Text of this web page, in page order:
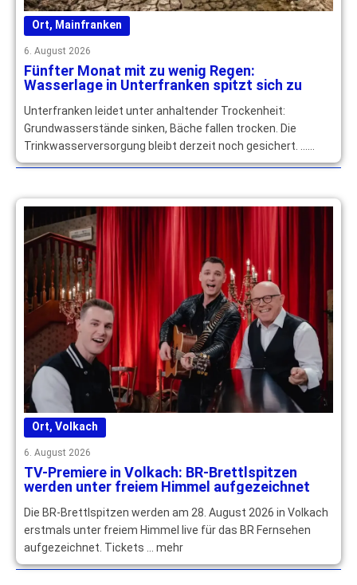
Ort, Mainfranken
6. August 2026
Fünfter Monat mit zu wenig Regen:
Wasserlage in Unterfranken spitzt sich zu
Unterfranken leidet unter anhaltender Trockenheit:
Grundwasserstände sinken, Bäche fallen trocken. Die
Trinkwasserversorgung bleibt derzeit noch gesichert. …
mehr
Ort, Volkach
6. August 2026
TV-Premiere in Volkach: BR-Brettlspitzen
werden unter freiem Himmel aufgezeichnet
Die BR-Brettlspitzen werden am 28. August 2026 in Volkach
erstmals unter freiem Himmel live für das BR Fernsehen
aufgezeichnet. Tickets … mehr